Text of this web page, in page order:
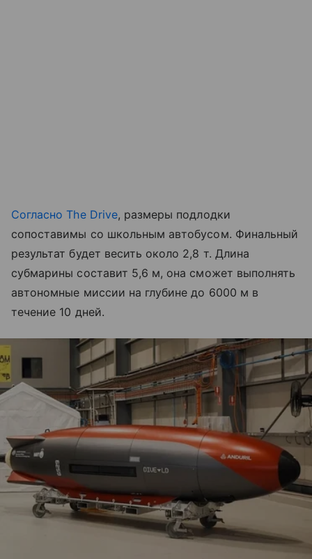
Согласно The Drive, размеры подлодки
сопоставимы со школьным автобусом. Финальный
результат будет весить около 2,8 т. Длина
субмарины составит 5,6 м, она сможет выполнять
автономные миссии на глубине до 6000 м в
течение 10 дней.